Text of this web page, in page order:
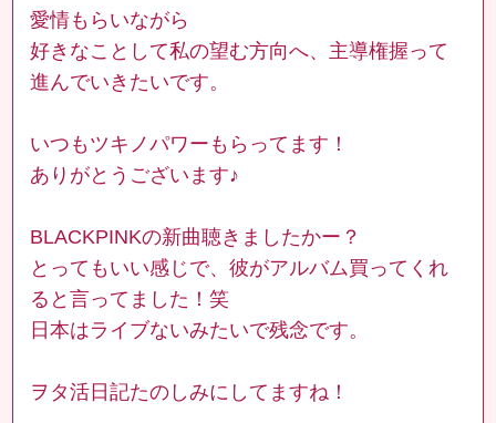
愛情もらいながら
好きなことして私の望む方向へ、主導権握って
進んでいきたいです。
いつもツキノパワーもらってます！
ありがとうございます♪
BLACKPINKの新曲聴きましたかー？
とってもいい感じで、彼がアルバム買ってくれ
ると言ってました！笑
日本はライブないみたいで残念です。
ヲタ活日記たのしみにしてますね！